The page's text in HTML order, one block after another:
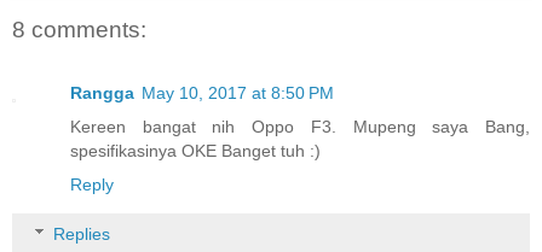
8 comments:
Rangga May 10, 2017 at 8:50 PM
Kereen bangat nih Oppo F3. Mupeng saya Bang,
spesifikasinya OKE Banget tuh :)
Reply
Replies